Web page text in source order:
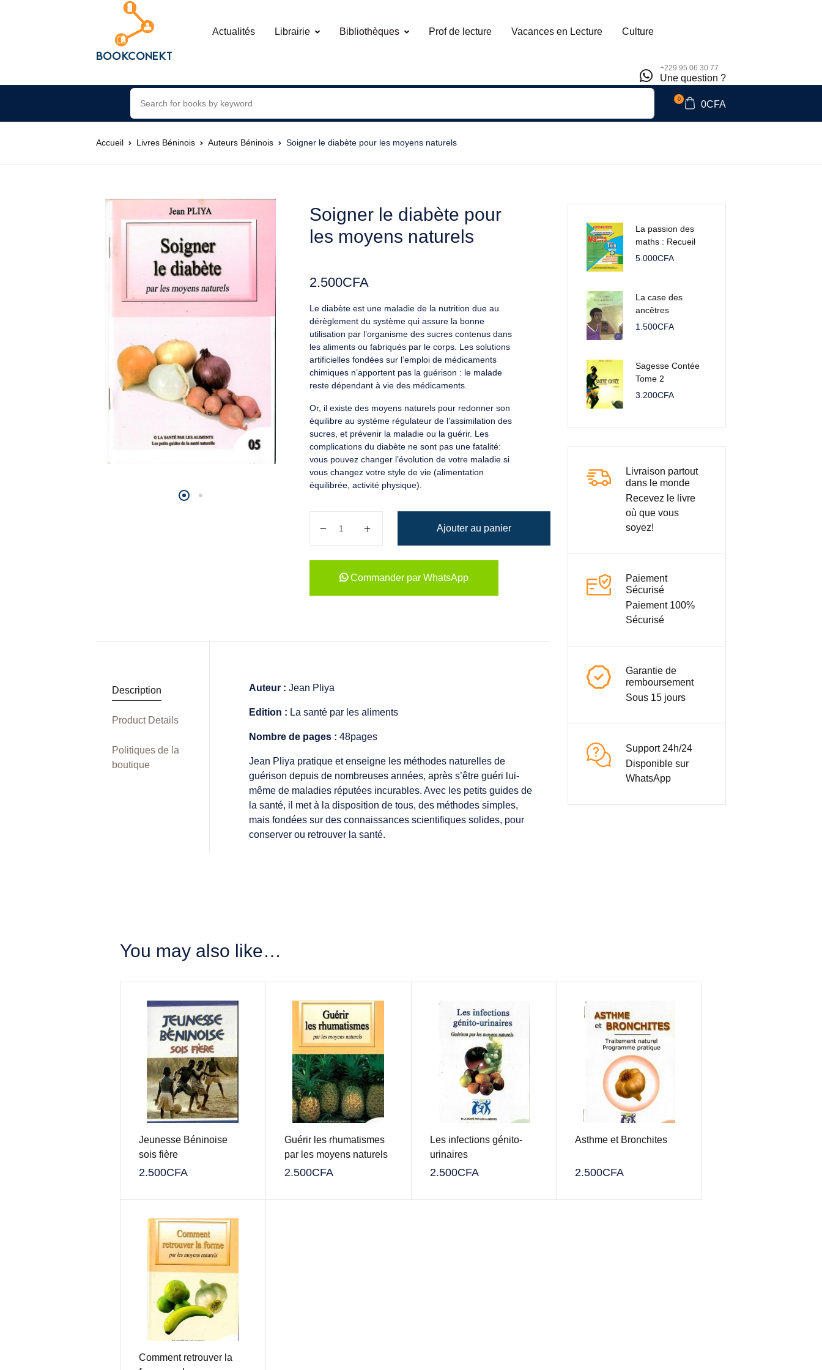
Actualités Librairie Bibliothèques Prof de lecture Vacances en Lecture Culture
+229 95 06 30 77
Une question ?
0
0CFA
Accueil Livres Béninois Auteurs Béninois Soigner le diabète pour les moyens naturels
Soigner le diabète pour
les moyens naturels
2.500CFA
Le diabète est une maladie de la nutrition due au
dérèglement du système qui assure la bonne
utilisation par l’organisme des sucres contenus dans
les aliments ou fabriqués par le corps. Les solutions
artificielles fondées sur l’emploi de médicaments
chimiques n’apportent pas la guérison : le malade
reste dépendant à vie des médicaments.
Or, il existe des moyens naturels pour redonner son
équilibre au système régulateur de l’assimilation des
sucres, et prévenir la maladie ou la guérir. Les
complications du diabète ne sont pas une fatalité:
vous pouvez changer l’évolution de votre maladie si
vous changez votre style de vie (alimentation
équilibrée, activité physique).
Ajouter au panier
Commander par WhatsApp
Description
Product Details
Politiques de la
boutique
Auteur : Jean Pliya
Edition : La santé par les aliments
Nombre de pages : 48pages
Jean Pliya pratique et enseigne les méthodes naturelles de
guérison depuis de nombreuses années, après s’être guéri lui-
même de maladies réputées incurables. Avec les petits guides de
la santé, il met à la disposition de tous, des méthodes simples,
mais fondées sur des connaissances scientifiques solides, pour
conserver ou retrouver la santé.
La passion des
maths : Recueil
d'épreuve Tles A
5.000CFA
La case des
ancêtres
1.500CFA
Sagesse Contée
Tome 2
3.200CFA
Livraison partout
dans le monde
Recevez le livre
où que vous
soyez!
Paiement
Sécurisé
Paiement 100%
Sécurisé
Garantie de
remboursement
Sous 15 jours
Support 24h/24
Disponible sur
WhatsApp
You may also like…
Jeunesse Béninoise
sois fière
2.500CFA
Guérir les rhumatismes
par les moyens naturels
2.500CFA
Les infections génito-
urinaires
2.500CFA
Asthme et Bronchites
2.500CFA
Comment retrouver la